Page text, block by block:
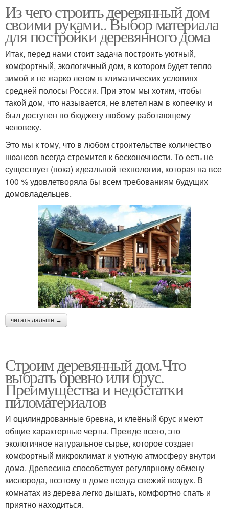
Из чего строить деревянный дом
своими руками.. Выбор материала
для постройки деревянного дома
Итак, перед нами стоит задача построить уютный,
комфортный, экологичный дом, в котором будет тепло
зимой и не жарко летом в климатических условиях
средней полосы России. При этом мы хотим, чтобы
такой дом, что называется, не влетел нам в копеечку и
был доступен по бюджету любому работающему
человеку.
Это мы к тому, что в любом строительстве количество
нюансов всегда стремится к бесконечности. То есть не
существует (пока) идеальной технологии, которая на все
100 % удовлетворяла бы всем требованиям будущих
домовладельцев.
читать дальше →
Строим деревянный дом.Что
выбрать бревно или брус.
Преимущества и недостатки
пиломатериалов
И оцилиндрованные бревна, и клеёный брус имеют
общие характерные черты. Прежде всего, это
экологичное натуральное сырье, которое создает
комфортный микроклимат и уютную атмосферу внутри
дома. Древесина способствует регулярному обмену
кислорода, поэтому в доме всегда свежий воздух. В
комнатах из дерева легко дышать, комфортно спать и
приятно находиться.